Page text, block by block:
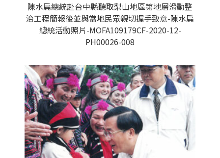
陳水扁總統赴台中縣聽取梨山地區第地層滑動整
治工程簡報後並與當地民眾親切握手致意-陳水扁
總統活動照片-MOFA109179CF-2020-12-
PH00026-008